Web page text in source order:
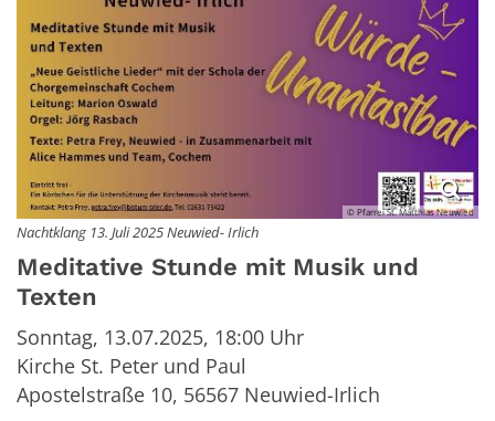
© Pfarrei St. Matthias Neuwied
Nachtklang 13. Juli 2025 Neuwied- Irlich
Meditative Stunde mit Musik und
Texten
Sonntag, 13.07.2025, 18:00 Uhr
Kirche St. Peter und Paul
Apostelstraße 10, 56567 Neuwied-Irlich